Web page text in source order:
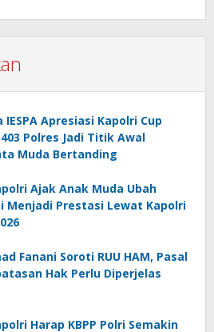
IESPA Apresiasi Kapolri Cup
403 Polres Jadi Titik Awal
Muda Bertanding
Ajak Anak Muda Ubah
Menjadi Prestasi Lewat Kapolri
Fanani Soroti RUU HAM, Pasal
Hak Perlu Diperjelas
Harap KBPP Polri Semakin